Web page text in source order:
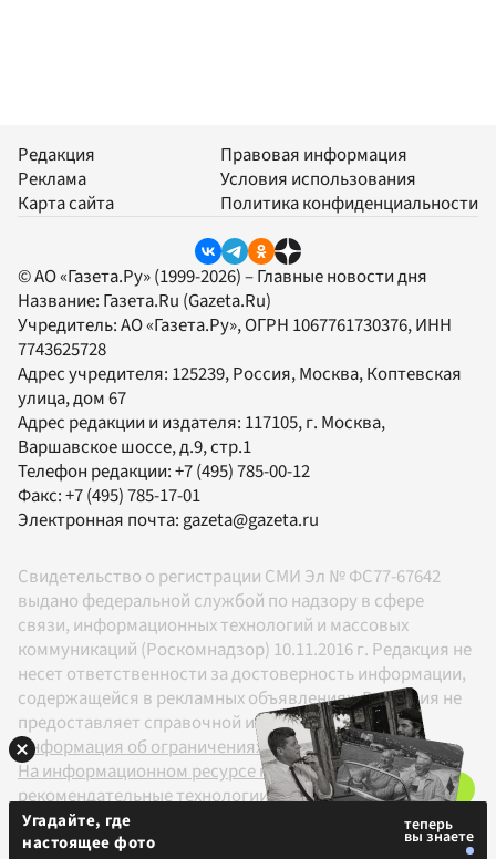
Редакция
Реклама
Карта сайта
Правовая информация
Условия использования
Политика конфиденциальности
© АО «Газета.Ру» (1999-2026) – Главные новости дня
Название: Газета.Ru (Gazeta.Ru)
Учредитель:АО «Газета.Ру», ОГРН 1067761730376, ИНН
7743625728
Адрес учредителя: 125239, Россия, Москва, Коптевская
улица, дом 67
Адрес редакции и издателя: 117105, г. Москва,
Варшавское шоссе, д.9, стр.1
Телефон редакции:+7 (495) 785-00-12
Факс:+7 (495) 785-17-01
Электронная почта:gazeta@gazeta.ru
Свидетельство о регистрации СМИ Эл № ФС77-67642
выдано федеральной службой по надзору в сфере
связи, информационных технологий и массовых
коммуникаций (Роскомнадзор) 10.11.2016 г. Редакция не
несет ответственности за достоверность информации,
содержащейся в рекламных объявлениях. Редакция не
предоставляет справочной информации.
Информация об ограничениях
На информационном ресурсе применяются
рекомендательные технологии в соответствии с
Правилами
Угадайте, где
настоящее фото